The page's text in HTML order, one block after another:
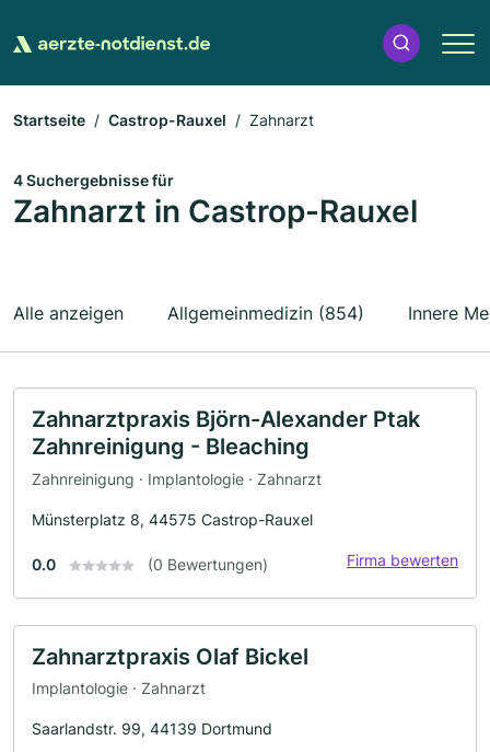
Startseite Castrop-Rauxel Zahnarzt
4 Suchergebnisse für
Zahnarzt in Castrop-Rauxel
Alle anzeigen Allgemeinmedizin (854) Innere
Zahnarztpraxis Björn-Alexander Ptak
Zahnreinigung - Bleaching
Zahnreinigung · Implantologie · Zahnarzt
Münsterplatz 8, 44575 Castrop-Rauxel
0.0 (0 Bewertungen) Firma bewerten
Zahnarztpraxis Olaf Bickel
Implantologie · Zahnarzt
Saarlandstr. 99, 44139 Dortmund